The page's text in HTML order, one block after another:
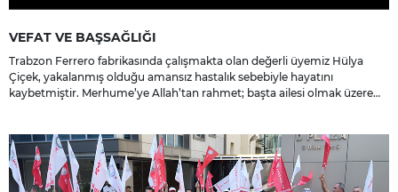
VEFAT VE BAŞSAĞLIĞI
Trabzon Ferrero fabrikasında çalışmakta olan değerli üyemiz Hülya
Çiçek, yakalanmış olduğu amansız hastalık sebebiyle hayatını
kaybetmiştir. Merhume’ye Allah’tan rahmet; başta ailesi olmak üzere